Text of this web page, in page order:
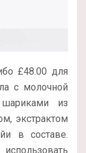
£48.00 для
с молочной
шариками из
экстрактом
в составе.